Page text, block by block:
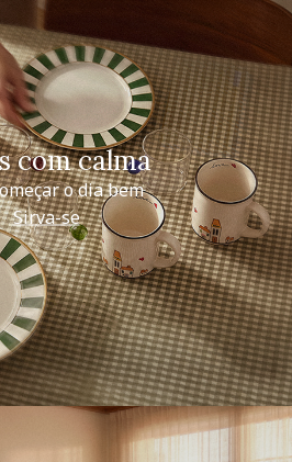
com calma
o dia bem
Sirva-se